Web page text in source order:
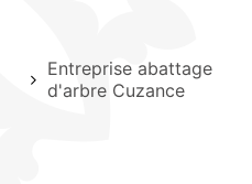
Entreprise abattage
d'arbre Cuzance